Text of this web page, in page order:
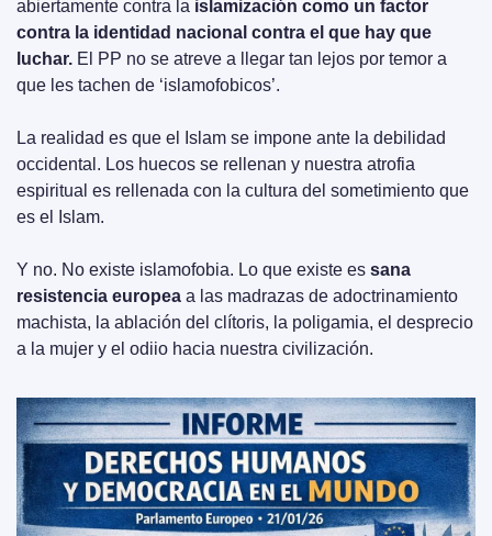
abiertamente contra la islamización como un factor
contra la identidad nacional contra el que hay que
luchar. El PP no se atreve a llegar tan lejos por temor a
que les tachen de ‘islamofobicos’.
La realidad es que el Islam se impone ante la debilidad
occidental. Los huecos se rellenan y nuestra atrofia
espiritual es rellenada con la cultura del sometimiento que
es el Islam.
Y no. No existe islamofobia. Lo que existe es sana
resistencia europea a las madrazas de adoctrinamiento
machista, la ablación del clítoris, la poligamia, el desprecio
a la mujer y el odiio hacia nuestra civilización.